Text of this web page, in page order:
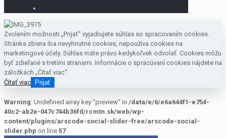
Zvolením možnosti „Prijať“ vyjadrujete súhlas so spracovaním cookies.
Stránka zbiera iba nevyhnutné cookies, nepoužíva cookies na
marketingové účely. Súhlas máte právo kedykoľvek odvolať. Cookies môžu
byť zdieľané s tretími stranami. Informácie o spracúvaní cookies nájdete na
záložkách „Čítať viac“.
Čítať viac Prijať
Warning: Undefined array key "preview" in /data/e/6/e6a644f1-e754-
40c2-ab2e-047c744b36fd/rcmtn.sk/web/wp-
content/plugins/arscode-social-slider-free/arscode-social-
slider.php on line 57